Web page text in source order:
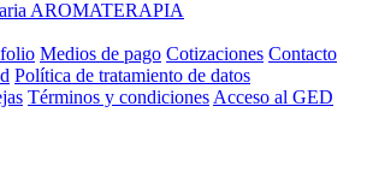
AROMATERAPIA
Medios de pago Cotizaciones Contacto
Política de tratamiento de datos
Términos y condiciones Acceso al GED